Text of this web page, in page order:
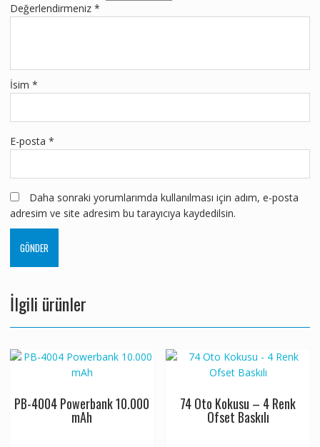
Değerlendirmeniz *
İsim *
E-posta *
Daha sonraki yorumlarımda kullanılması için adım, e-posta
adresim ve site adresim bu tarayıcıya kaydedilsin.
İlgili ürünler
PB-4004 Powerbank 10.000
mAh
74 Oto Kokusu – 4 Renk
Ofset Baskılı